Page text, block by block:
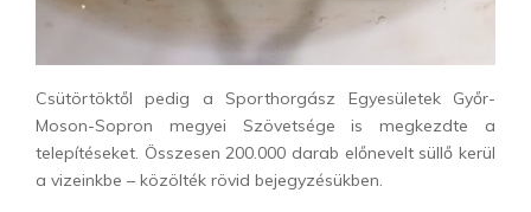
Csütörtöktől pedig a Sporthorgász Egyesületek Győr-
Moson-Sopron megyei Szövetsége is megkezdte a
telepítéseket. Összesen 200.000 darab előnevelt süllő kerül
a vizeinkbe – közölték rövid bejegyzésükben.